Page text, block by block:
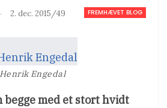
FREMHÆVET BLOG
2. dec. 2015/49
Henrik Engedal
begge med et stort hvidt